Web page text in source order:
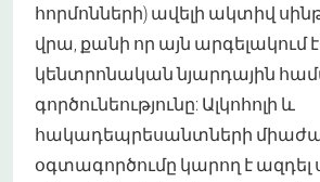
հորմոնների) ավելի ակտիվ
վրա, քանի որ այն արգելակում է
կենտրոնական նյարդային
գործունեությունը: Ալկոհոլի և
հակադեպրեսանտների
օգտագործումը կարող է ազդել